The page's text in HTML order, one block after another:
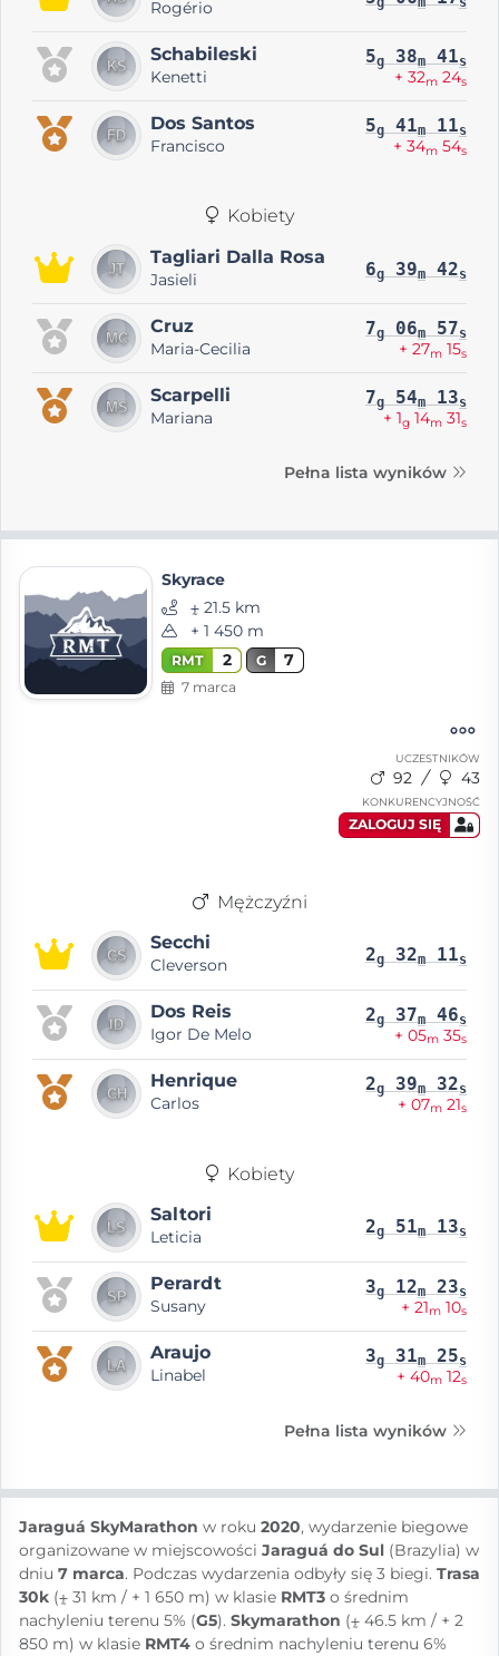
Rogério
Schabileski
Kenetti
5g 38m 41s
+ 32m 24s
Dos Santos
Francisco
5g 41m 11s
+ 34m 54s
Kobiety
Tagliari Dalla Rosa
Jasieli 6g 39m 42s
Cruz
Maria-Cecilia
7g 06m 57s
+ 27m 15s
Scarpelli
Mariana
7g 54m 13s
+ 1g 14m 31s
Pełna lista wyników
Skyrace
⨦ 21.5 km
+ 1 450 m
RMT 2 G 7
7 marca
UCZESTNIKÓW
92 43
KONKURENCYJNOŚĆ
ZALOGUJ SIĘ
Mężczyźni
Secchi
Cleverson 2g 32m 11s
Dos Reis
Igor De Melo
2g 37m 46s
+ 05m 35s
Henrique
Carlos
2g 39m 32s
+ 07m 21s
Kobiety
Saltori
Leticia 2g 51m 13s
Perardt
Susany
3g 12m 23s
+ 21m 10s
Araujo
Linabel
3g 31m 25s
+ 40m 12s
Pełna lista wyników
Jaraguá SkyMarathon w roku 2020, wydarzenie biegowe
organizowane w miejscowości Jaraguá do Sul (Brazylia) w
dniu 7 marca. Podczas wydarzenia odbyły się 3 biegi. Trasa
30k (⨦ 31 km / + 1 650 m) w klasie RMT3 o średnim
nachyleniu terenu 5% (G5). Skymarathon (⨦ 46.5 km / + 2
850 m) w klasie RMT4 o średnim nachyleniu terenu 6%